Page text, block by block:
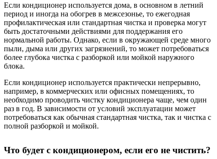
Если кондиционер используется дома, в основном в летний
период и иногда на обогрев в межсезонье, то ежегодная
профилактическая или стандартная чистка и проверка могут
быть достаточными действиями для поддержания его
нормальной работы. Однако, если в окружающей среде много
пыли, дыма или других загрязнений, то может потребоваться
более глубока чистка с разборкой или мойкой наружного
блока.
Если кондиционер используется практически непрерывно,
например, в коммерческих или офисных помещениях, то
необходимо проводить чистку кондиционера чаще, чем один
раз в год. В зависимости от условий эксплуатации может
потребоваться как обычная стандартная чистка, так и чистка с
полной разборкой и мойкой.
Что будет с кондиционером, если его не чистить?